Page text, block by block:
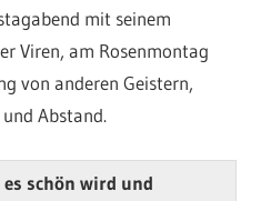
mit seinem
Viren, am Rosenmontag
von anderen Geistern,
Abstand.
schön wird und